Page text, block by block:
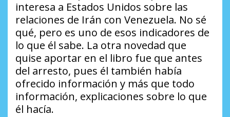
interesa a Estados Unidos sobre las
relaciones de Irán con Venezuela. No sé
qué, pero es uno de esos indicadores de
lo que él sabe. La otra novedad que
quise aportar en el libro fue que antes
del arresto, pues él también había
ofrecido información y más que todo
información, explicaciones sobre lo que
él hacía.